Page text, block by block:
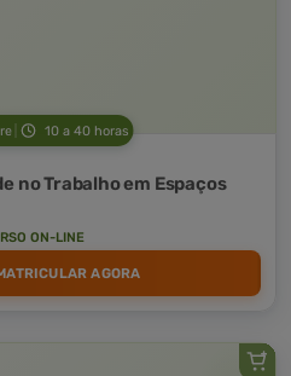
10 a 40 horas
no Trabalho em Espaços
ON-LINE
AGORA